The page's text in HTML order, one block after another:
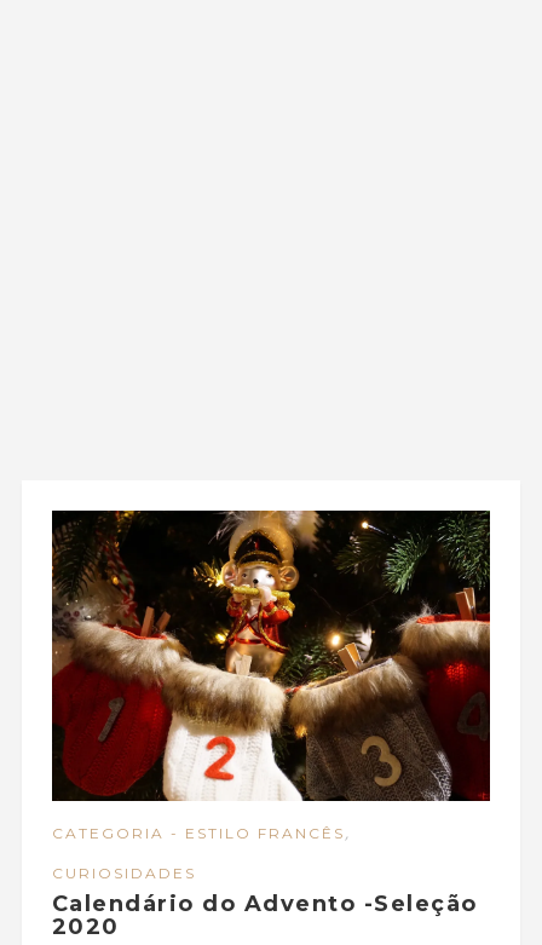
CATEGORIA - ESTILO FRANCÊS ,
CURIOSIDADES
Calendário do Advento -Seleção
2020